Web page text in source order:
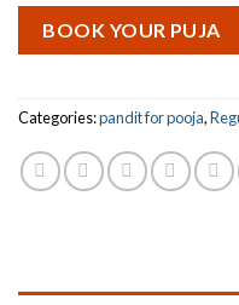
BOOK YOUR PUJA
Categories:pandit for pooja,